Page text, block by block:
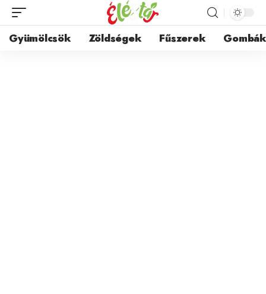
Gyümölcsök Zöldségek Fűszerek Gombák